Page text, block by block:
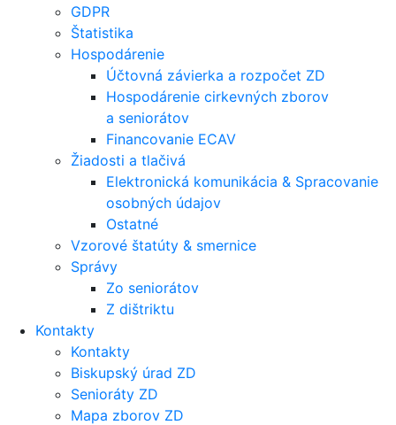
GDPR
Štatistika
Hospodárenie
Účtovná závierka a rozpočet ZD
Hospodárenie cirkevných zborov
a seniorátov
Financovanie ECAV
Žiadosti a tlačivá
Elektronická komunikácia & Spracovanie
osobných údajov
Ostatné
Vzorové štatúty & smernice
Správy
Zo seniorátov
Z dištriktu
Kontakty
Kontakty
Biskupský úrad ZD
Senioráty ZD
Mapa zborov ZD